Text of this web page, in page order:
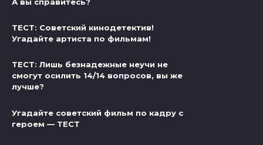
А вы справитесь?
ТЕСТ: Советский кинодетектив!
Угадайте артиста по фильмам!
ТЕСТ: Лишь безнадежные неучи не
смогут осилить 14/14 вопросов, вы же
лучше?
Угадайте советский фильм по кадру с
героем — ТЕСТ